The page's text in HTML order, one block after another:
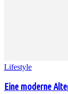
Lifestyle
Eine moderne